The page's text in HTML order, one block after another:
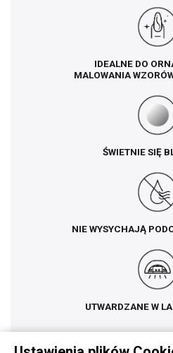
IDEALNE DO
MALOWANIA
ŚWIETNIE SIĘ
NIE WYSYCHAJĄ
UTWARDZANE W